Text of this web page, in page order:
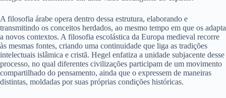
A filosofia árabe opera dentro dessa estrutura, elaborando e
transmitindo os conceitos herdados, ao mesmo tempo em que os adapta
a novos contextos. A filosofia escolástica da Europa medieval recorre
às mesmas fontes, criando uma continuidade que liga as tradições
intelectuais islâmica e cristã. Hegel enfatiza a unidade subjacente desse
processo, no qual diferentes civilizações participam de um movimento
compartilhado do pensamento, ainda que o expressem de maneiras
distintas, moldadas por suas próprias condições históricas.